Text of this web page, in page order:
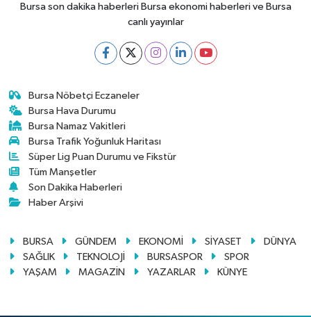
Bursa son dakika haberleri Bursa ekonomi haberleri ve Bursa
canlı yayınlar
Bursa Nöbetçi Eczaneler
Bursa Hava Durumu
Bursa Namaz Vakitleri
Bursa Trafik Yoğunluk Haritası
Süper Lig Puan Durumu ve Fikstür
Tüm Manşetler
Son Dakika Haberleri
Haber Arşivi
BURSA GÜNDEM EKONOMİ SİYASET
DÜNYA
SAĞLIK
TEKNOLOJİ BURSASPOR
SPOR
YAŞAM
MAGAZİN YAZARLAR KÜNYE